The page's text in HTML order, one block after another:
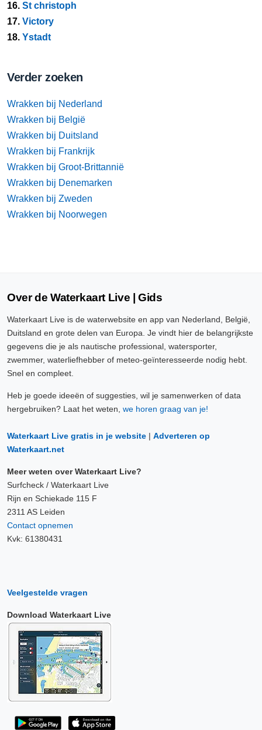
16. St christoph
17. Victory
18. Ystadt
Verder zoeken
Wrakken bij Nederland
Wrakken bij België
Wrakken bij Duitsland
Wrakken bij Frankrijk
Wrakken bij Groot-Brittannië
Wrakken bij Denemarken
Wrakken bij Zweden
Wrakken bij Noorwegen
Over de Waterkaart Live | Gids
Waterkaart Live is de waterwebsite en app van Nederland, België,
Duitsland en grote delen van Europa. Je vindt hier de belangrijkste
gegevens die je als nautische professional, watersporter,
zwemmer, waterliefhebber of meteo-geïnteresseerde nodig hebt.
Snel en compleet.
Heb je goede ideeën of suggesties, wil je samenwerken of data
hergebruiken? Laat het weten, we horen graag van je!
Waterkaart Live gratis in je website | Adverteren op
Waterkaart.net
Meer weten over Waterkaart Live?
Surfcheck / Waterkaart Live
Rijn en Schiekade 115 F
2311 AS Leiden
Contact opnemen
Kvk: 61380431
Veelgestelde vragen
Download Waterkaart Live